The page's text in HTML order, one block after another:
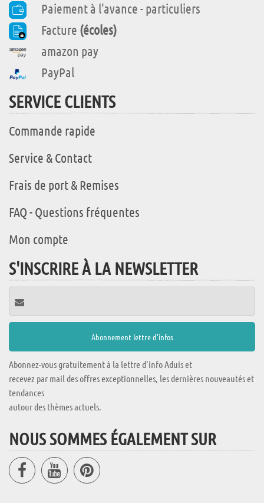
Paiement à l'avance - particuliers
Facture (écoles)
amazon pay
PayPal
SERVICE CLIENTS
Commande rapide
Service & Contact
Frais de port & Remises
FAQ - Questions fréquentes
Mon compte
S'INSCRIRE À LA NEWSLETTER
Abonnez-vous gratuitement à la lettre d'info Aduis et
recevez par mail des offres exceptionnelles, les dernières nouveautés et
tendances
autour des thèmes actuels.
NOUS SOMMES ÉGALEMENT SUR